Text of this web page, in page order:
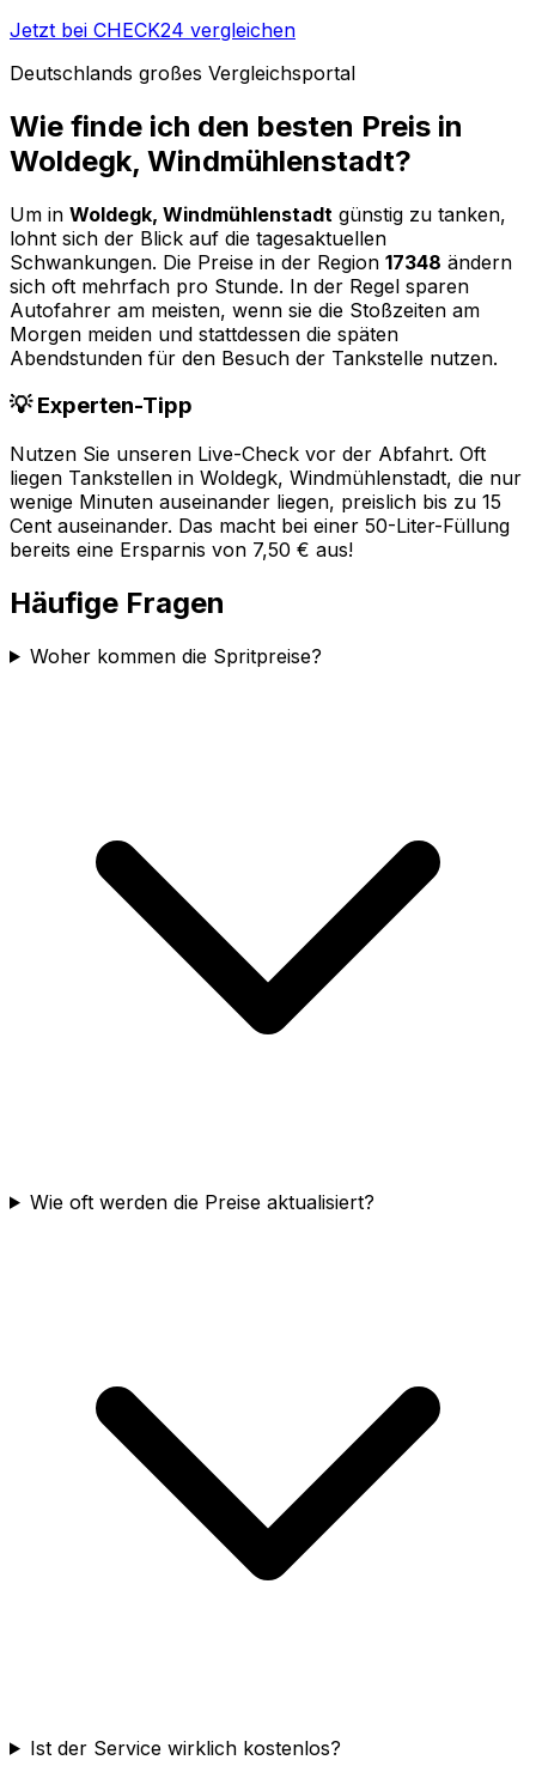
Jetzt bei CHECK24 vergleichen
Deutschlands großes Vergleichsportal
Wie finde ich den besten Preis in
Woldegk, Windmühlenstadt?
Um in Woldegk, Windmühlenstadt günstig zu tanken,
lohnt sich der Blick auf die tagesaktuellen
Schwankungen. Die Preise in der Region 17348 ändern
sich oft mehrfach pro Stunde. In der Regel sparen
Autofahrer am meisten, wenn sie die Stoßzeiten am
Morgen meiden und stattdessen die späten
Abendstunden für den Besuch der Tankstelle nutzen.
💡 Experten-Tipp
Nutzen Sie unseren Live-Check vor der Abfahrt. Oft
liegen Tankstellen in Woldegk, Windmühlenstadt, die nur
wenige Minuten auseinander liegen, preislich bis zu 15
Cent auseinander. Das macht bei einer 50-Liter-Füllung
bereits eine Ersparnis von 7,50 € aus!
Häufige Fragen
Woher kommen die Spritpreise?
Wie oft werden die Preise aktualisiert?
Ist der Service wirklich kostenlos?